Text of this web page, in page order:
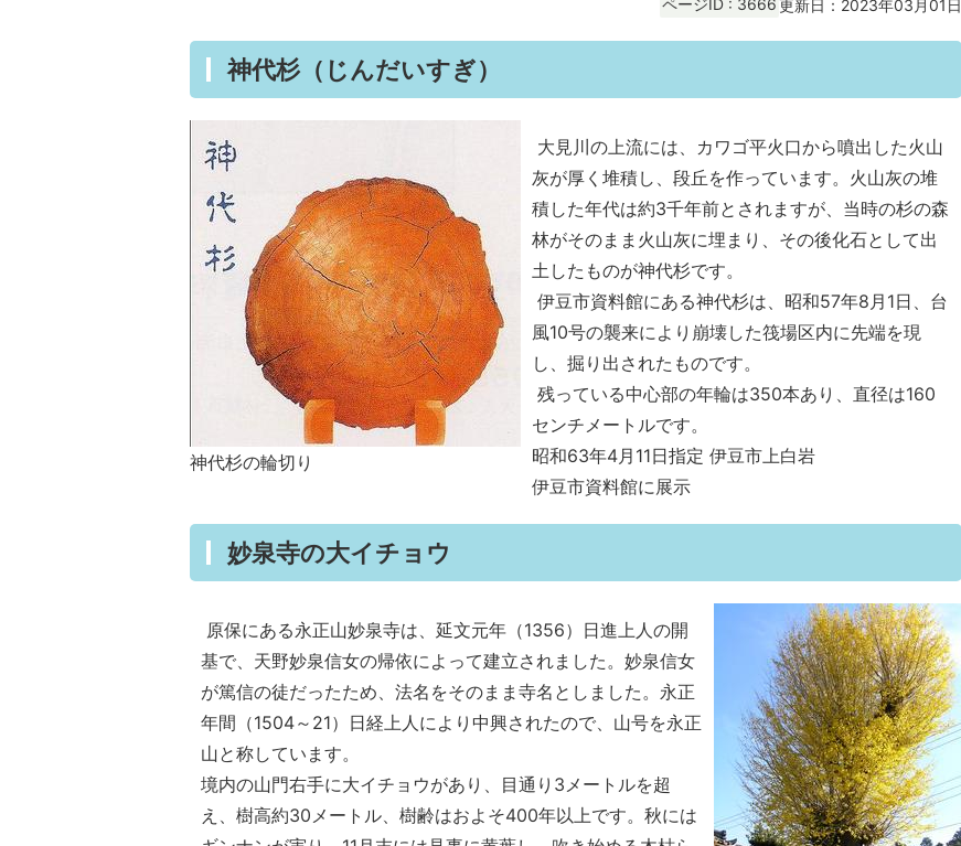
ページID : 3666更新日：2023年03月01日
神代杉（じんだいすぎ）
神代杉の輪切り
大見川の上流には、カワゴ平火口から噴出した火山
灰が厚く堆積し、段丘を作っています。火山灰の堆
積した年代は約3千年前とされますが、当時の杉の森
林がそのまま火山灰に埋まり、その後化石として出
土したものが神代杉です。
伊豆市資料館にある神代杉は、昭和57年8月1日、台
風10号の襲来により崩壊した筏場区内に先端を現
し、掘り出されたものです。
残っている中心部の年輪は350本あり、直径は160
センチメートルです。
昭和63年4月11日指定 伊豆市上白岩
伊豆市資料館に展示
妙泉寺の大イチョウ
原保にある永正山妙泉寺は、延文元年（1356）日進上人の開
基で、天野妙泉信女の帰依によって建立されました。妙泉信女
が篤信の徒だったため、法名をそのまま寺名としました。永正
年間（1504～21）日経上人により中興されたので、山号を永正
山と称しています。
境内の山門右手に大イチョウがあり、目通り3メートルを超
え、樹高約30メートル、樹齢はおよそ400年以上です。秋には